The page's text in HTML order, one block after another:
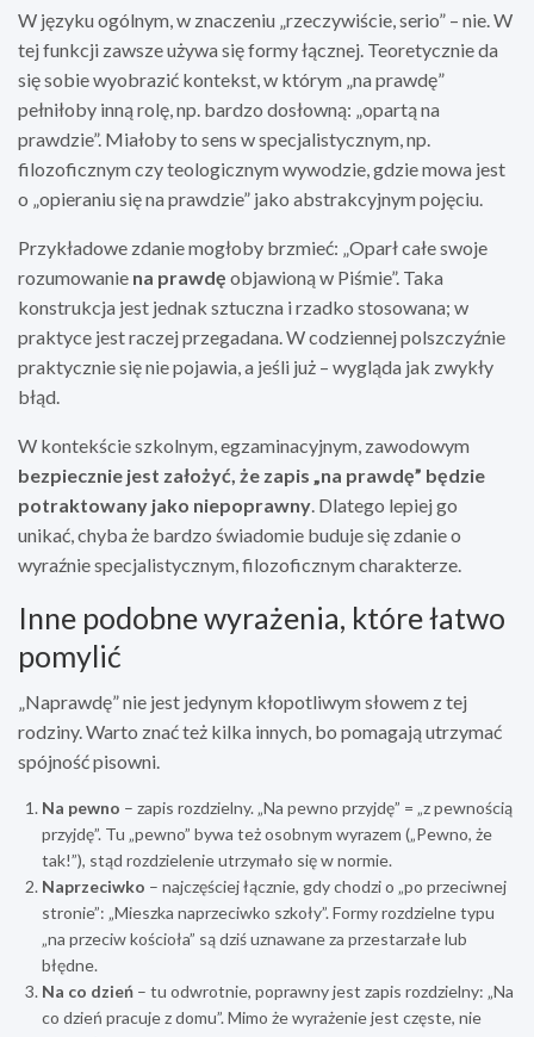
W języku ogólnym, w znaczeniu „rzeczywiście, serio” – nie. W
tej funkcji zawsze używa się formy łącznej. Teoretycznie da
się sobie wyobrazić kontekst, w którym „na prawdę”
pełniłoby inną rolę, np. bardzo dosłowną: „opartą na
prawdzie”. Miałoby to sens w specjalistycznym, np.
filozoficznym czy teologicznym wywodzie, gdzie mowa jest
o „opieraniu się na prawdzie” jako abstrakcyjnym pojęciu.
Przykładowe zdanie mogłoby brzmieć: „Oparł całe swoje
rozumowanie na prawdę objawioną w Piśmie”. Taka
konstrukcja jest jednak sztuczna i rzadko stosowana; w
praktyce jest raczej przegadana. W codziennej polszczyźnie
praktycznie się nie pojawia, a jeśli już – wygląda jak zwykły
błąd.
W kontekście szkolnym, egzaminacyjnym, zawodowym
bezpiecznie jest założyć, że zapis „na prawdę” będzie
potraktowany jako niepoprawny. Dlatego lepiej go
unikać, chyba że bardzo świadomie buduje się zdanie o
wyraźnie specjalistycznym, filozoficznym charakterze.
Inne podobne wyrażenia, które łatwo
pomylić
„Naprawdę” nie jest jedynym kłopotliwym słowem z tej
rodziny. Warto znać też kilka innych, bo pomagają utrzymać
spójność pisowni.
Na pewno – zapis rozdzielny. „Na pewno przyjdę” = „z pewnością
przyjdę”. Tu „pewno” bywa też osobnym wyrazem („Pewno, że
tak!”), stąd rozdzielenie utrzymało się w normie.
Naprzeciwko – najczęściej łącznie, gdy chodzi o „po przeciwnej
stronie”: „Mieszka naprzeciwko szkoły”. Formy rozdzielne typu
„na przeciw kościoła” są dziś uznawane za przestarzałe lub
błędne.
Na co dzień – tu odwrotnie, poprawny jest zapis rozdzielny: „Na
co dzień pracuje z domu”. Mimo że wyrażenie jest częste, nie